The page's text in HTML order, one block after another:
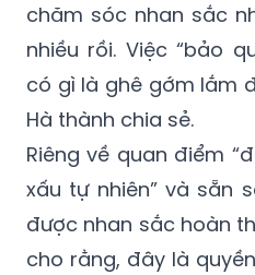
chăm sóc nhan sắc
nhiều rồi. Việc “bảo
có gì là ghê gớm lắm
Hà thành chia sẻ.
Riêng về quan điểm
xấu tự nhiên” và sẵn
được nhan sắc hoàn
cho rằng, đây là